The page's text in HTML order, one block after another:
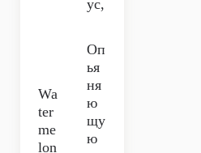
ус,
Wa
ter
me
lon
Оп
ья
ня
ю
щу
ю